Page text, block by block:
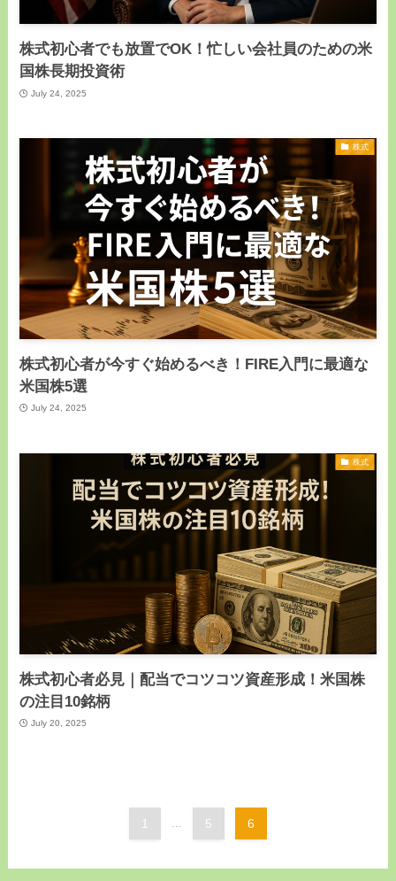
株式初心者でも放置でOK！忙しい会社員のための米
国株長期投資術
July 24, 2025
株式
株式初心者が今すぐ始めるべき！FIRE入門に最適な
米国株5選
July 24, 2025
株式
株式初心者必見｜配当でコツコツ資産形成！米国株
の注目10銘柄
July 20, 2025
1 ... 5 6